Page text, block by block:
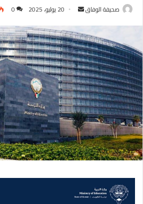
صحيفة الوفاق
أرسل
إلكترونيا
20 يوليو، 2025 0